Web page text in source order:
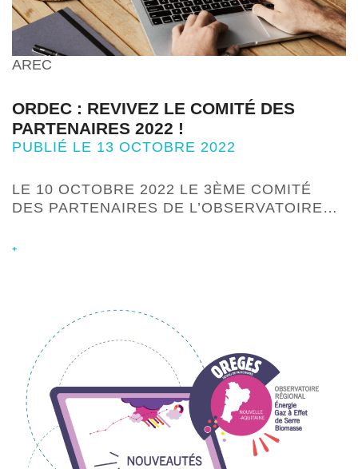
AREC
ORDEC : REVIVEZ LE COMITÉ DES
PARTENAIRES 2022 !
PUBLIÉ LE 13 OCTOBRE 2022
LE 10 OCTOBRE 2022 LE 3ÈME COMITÉ
DES PARTENAIRES DE L’OBSERVATOIRE…
+